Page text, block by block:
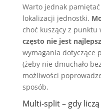
Warto jednak
lokalizacji jednostki.
choć kuszący z punktu
często nie jest
wymagania dotyczące
(żeby nie dmuchało
możliwości
sposób.
Multi-split – gdy